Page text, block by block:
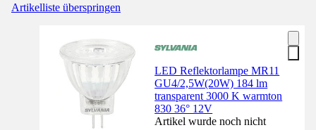
Artikelliste überspringen
LED Reflektorlampe MR11
GU4/2,5W(20W) 184 lm
transparent 3000 K warmton
830 36° 12V
Artikel wurde noch nicht